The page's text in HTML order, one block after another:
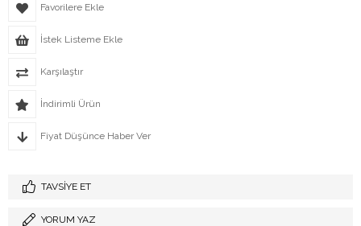
Favorilere Ekle
İstek Listeme Ekle
Karşılaştır
İndirimli Ürün
Fiyat Düşünce Haber Ver
TAVSIYE ET
YORUM YAZ